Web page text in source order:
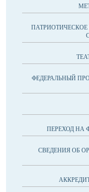
ФЕДЕРАЛЬНЫЙ
ПЕРЕХОД НА
СВЕДЕНИЯ ОБ